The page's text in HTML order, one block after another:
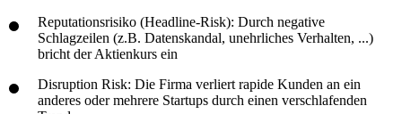
Reputationsrisiko (Headline-Risk): Durch negative
Schlagzeilen (z.B. Datenskandal, unehrliches Verhalten, ...)
bricht der Aktienkurs ein
Disruption Risk: Die Firma verliert rapide Kunden an ein
anderes oder mehrere Startups durch einen verschlafenden